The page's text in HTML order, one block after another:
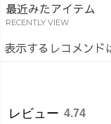
最近みたアイテム
RECENTLY VIEW
表示するレコメンド
レビュー 4.74